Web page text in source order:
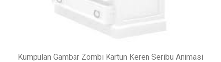
Kumpulan Gambar Zombi Kartun Keren Seribu Animasi